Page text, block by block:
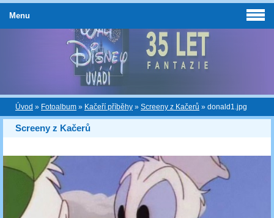
Úvod » Fotoalbum » Kačeří příběhy » Screeny z Kačerů » donald1.jpg
Screeny z Kačerů
Menu